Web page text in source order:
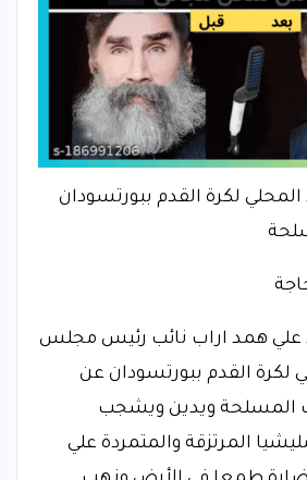
المحلي لكرة القدم ببورتسودان
علي همد اراب نائب رئيس مجلس
لكرة القدم ببورتسودان عن
المسلحة ويدين ويشجب
المرتزقة والمتمردة علي